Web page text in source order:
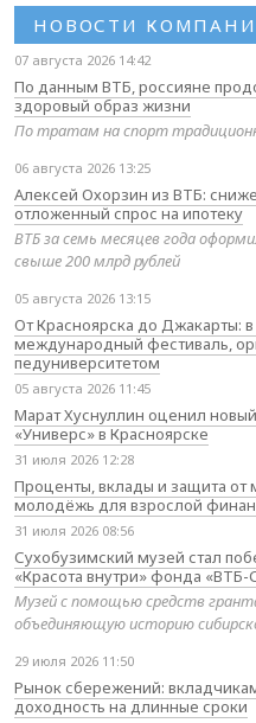
НОВОСТИ
07 августа 2026 14:42
По данным ВТБ, россияне
здоровый образ жизни
По тратам на спорт
06 августа 2026 13:25
Алексей Охорзин из ВТБ:
отложенный спрос на ипотеку
ВТБ за семь месяцев года
свыше 200 млрд рублей
05 августа 2026 13:15
От Красноярска до Джакарты:
международный фестиваль,
педуниверситетом
05 августа 2026 11:45
Марат Хуснуллин оценил
«Универс» в Красноярске
31 июля 2026 12:28
Проценты, вклады и защита от
молодёжь для взрослой
31 июля 2026 08:56
Сухобузимский музей стал
«Красота внутри» фонда «ВТБ-
Музей с помощью средств
объединяющую историю
29 июля 2026 11:50
Рынок сбережений:
доходность на длинные сроки